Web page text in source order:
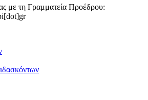
με τη Γραμματεία Προέδρου: